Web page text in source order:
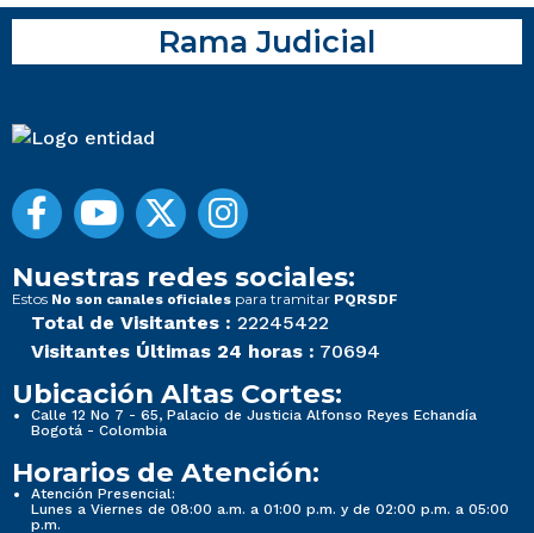
Rama Judicial
Nuestras redes sociales:
Estos No son canales oficiales para tramitar PQRSDF
Total de Visitantes : 22245422
Visitantes Últimas 24 horas : 70694
Ubicación Altas Cortes:
Calle 12 No 7 - 65, Palacio de Justicia Alfonso Reyes Echandía
Bogotá - Colombia
Horarios de Atención:
Atención Presencial:
Lunes a Viernes de 08:00 a.m. a 01:00 p.m. y de 02:00 p.m. a 05:00
p.m.